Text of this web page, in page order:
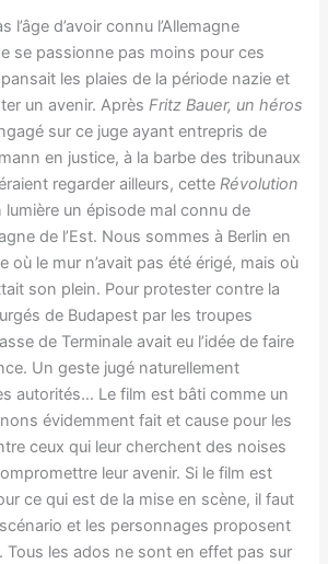
l’âge d’avoir connu l’Allemagne
se passionne pas moins pour ces
les plaies de la période nazie et
un avenir. AprèsFritz Bauer, un héros
sur ce juge ayant entrepris de
en justice, à la barbe des tribunaux
regarder ailleurs, cetteRévolution
lumière un épisode mal connu de
de l’Est. Nous sommes à Berlin en
où le mur n’avait pas été érigé, mais où
son plein. Pour protester contre la
de Budapest par les troupes
de Terminale avait eu l’idée de faire
Un geste jugé naturellement
autorités… Le film est bâti comme un
évidemment fait et cause pour les
ceux qui leur cherchent des noises
leur avenir. Si le film est
ce qui est de la mise en scène, il faut
et les personnages proposent
Tous les ados ne sont en effet pas sur